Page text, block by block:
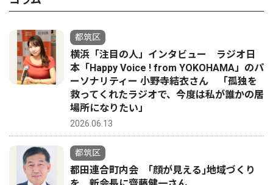
都筑区
横浜「注目の人」インタビュー ラジオ日
本「Happy Voice ! from YOKOHAMA」のパ
ーソナリティー 小野寺結衣さん 「孤独を
救ってくれたラジオで、今度は私が誰かの居
場所になりたい」
2026.06.13
都筑区
都田連合町内会 ｢顔が見える｣地域づくり